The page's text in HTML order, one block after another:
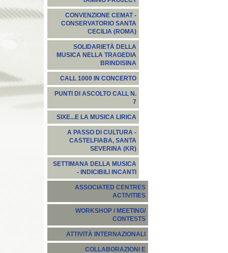
CONVENZIONE CEMAT -
CONSERVATORIO SANTA
CECILIA (ROMA)
SOLIDARIETÀ DELLA
MUSICA NELLA TRAGEDIA
BRINDISINA
CALL 1000 IN CONCERTO
PUNTI DI ASCOLTO CALL N.
7
SIXE...E LA MUSICA LIRICA
A PASSO DI CULTURA -
CASTELFIABA, SANTA
SEVERINA (KR)
SETTIMANA DELLA MUSICA
- INDICIBILI INCANTI
ASSOCIATED CENTRES
ACTIVITIES
WORKSHOP / MEETING/
CONTESTS
ATTIVITÀ INTERNAZIONALI
COLLABORAZIONI E